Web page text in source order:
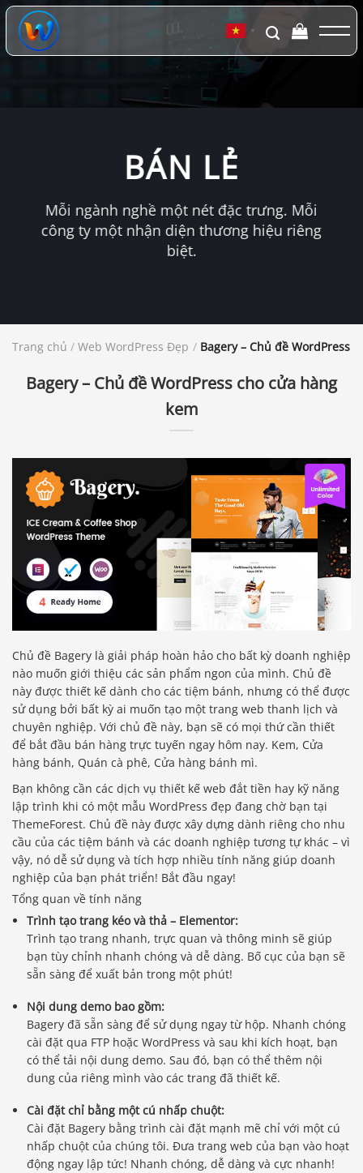
Chuyển
đến
dung
▼
BÁN LẺ
Mỗi ngành nghề một nét đặc trưng. Mỗi
công ty một nhận diện thương hiệu riêng
biệt.
Trang chủ / Web WordPress Đẹp / Bagery – Chủ đề WordPress
Bagery – Chủ đề WordPress cho cửa hàng
kem
Chủ đề Bagery là giải pháp hoàn hảo cho bất kỳ doanh nghiệp
nào muốn giới thiệu các sản phẩm ngon của mình. Chủ đề
này được thiết kế dành cho các tiệm bánh, nhưng có thể được
sử dụng bởi bất kỳ ai muốn tạo một trang web thanh lịch và
chuyên nghiệp. Với chủ đề này, bạn sẽ có mọi thứ cần thiết
để bắt đầu bán hàng trực tuyến ngay hôm nay. Kem, Cửa
hàng bánh, Quán cà phê, Cửa hàng bánh mì.
Bạn không cần các dịch vụ thiết kế web đắt tiền hay kỹ năng
lập trình khi có một mẫu WordPress đẹp đang chờ bạn tại
ThemeForest. Chủ đề này được xây dựng dành riêng cho nhu
cầu của các tiệm bánh và các doanh nghiệp tương tự khác – vì
vậy, nó dễ sử dụng và tích hợp nhiều tính năng giúp doanh
nghiệp của bạn phát triển! Bắt đầu ngay!
Tổng quan về tính năng
Trình tạo trang kéo và thả – Elementor:
Trình tạo trang nhanh, trực quan và thông minh sẽ giúp
bạn tùy chỉnh nhanh chóng và dễ dàng. Bố cục của bạn sẽ
sẵn sàng để xuất bản trong một phút!
Nội dung demo bao gồm:
Bagery đã sẵn sàng để sử dụng ngay từ hộp. Nhanh chóng
cài đặt qua FTP hoặc WordPress và sau khi kích hoạt, bạn
có thể tải nội dung demo. Sau đó, bạn có thể thêm nội
dung của riêng mình vào các trang đã thiết kế.
Cài đặt chỉ bằng một cú nhấp chuột:
Cài đặt Bagery bằng trình cài đặt mạnh mẽ chỉ với một cú
nhấp chuột của chúng tôi. Đưa trang web của bạn vào hoạt
động ngay lập tức! Nhanh chóng, dễ dàng và cực nhanh!